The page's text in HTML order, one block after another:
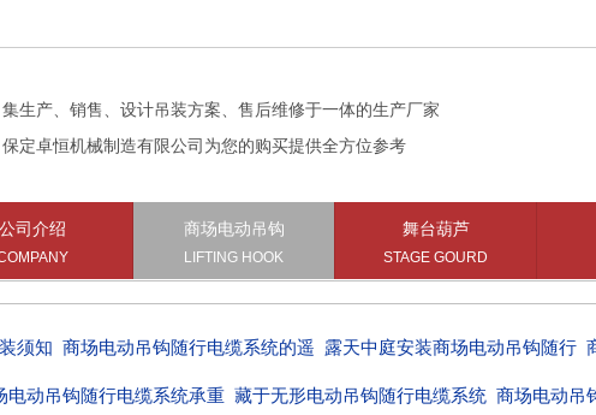
集生产、销售、设计吊装方案、售后维修于一体的生产厂家
保定卓恒机械制造有限公司为您的购买提供全方位参考
公司介绍 商场电动吊钩
LIFTING HOOK
舞台葫芦
STAGE GOURD
须知 商场电动吊钩随行电缆系统的遥 露天中庭安装商场电动吊钩随行
电动吊钩随行电缆系统承重 藏于无形电动吊钩随行电缆系统 商场电动吊